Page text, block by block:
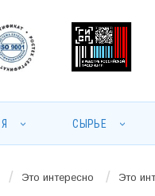
СЫРЬЕ
/ Это интересно / Это